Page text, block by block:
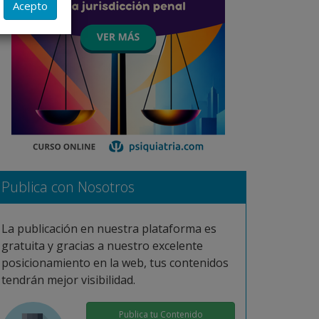
a
caso
Acepto
Publica con Nosotros
La publicación en nuestra plataforma es
gratuita y gracias a nuestro excelente
posicionamiento en la web, tus contenidos
tendrán mejor visibilidad.
Publica tu Contenido